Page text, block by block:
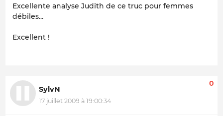
Excellente analyse Judith de ce truc pour femmes
débiles...
Excellent !
SylvN
17 juillet 2009 à 19:00:34
0